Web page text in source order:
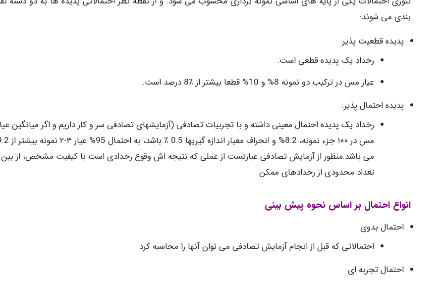
بندی می شوند:
پدیده قطعیت پذیر:
رخداد یک پدیده قطعی است.
عیار مس در ترکیب دو نمونه 8% و 10% قطعا بیشتر از ٪8 درصد است.
پدیده احتمال پذیر:
رخداد یک پدیده احتمال معینی داشته و با تجربیات تصادفی (آزمایشهای تصادفی سر و کار داریم و اگر میانگین
می باشد.منظور از آزمایش تصادفی عبارتست از عملی که نتیجه اش وقوع رخدادی است با کیفیت مشخص، از بین
تعداد محدودی از رخدادهای ممکن
انواع احتمال بر اساس نحوه پیش بینی
احتمال بدوی
احتمالاتی که قبل از انجام آزمایش تصادفی می توان آنها را محاسبه کرد
احتمال تجربه ای